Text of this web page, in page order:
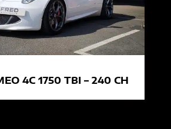
4C 1750 TBI – 240 CH